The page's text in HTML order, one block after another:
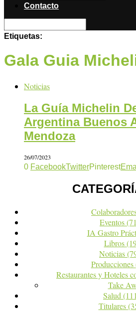
Contacto
Etiquetas:
Gala Guia
Noticias
La Guía Michelin
Argentina Buenos
Mendoza
26/07/2023
0 FacebookTwitterPinterest
Eventos
IA Gastro
Libros
Noticias
Producciones
Restaurantes y Hoteles
Take
Salud
Titulares